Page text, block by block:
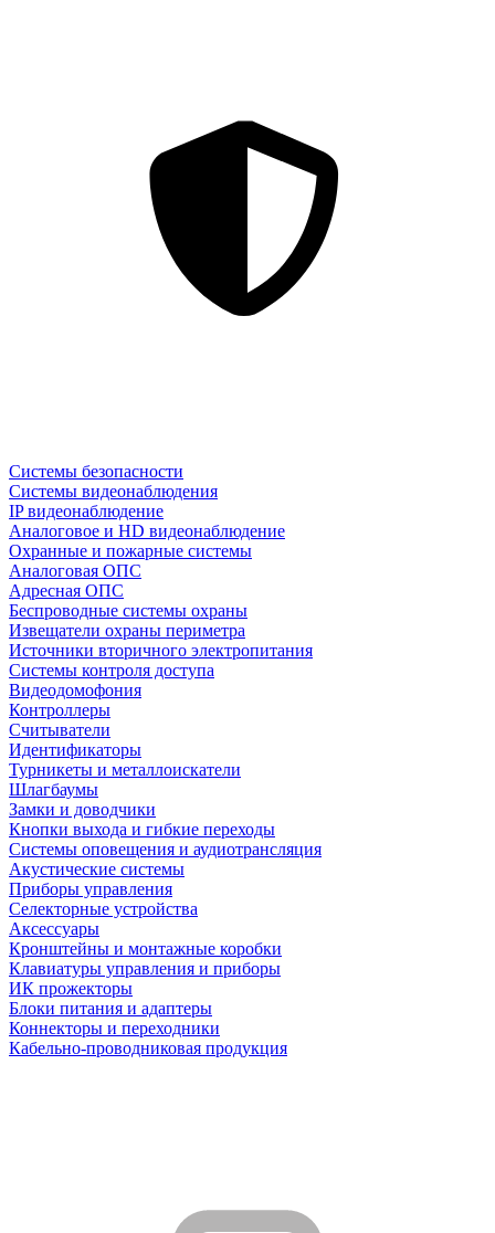
Системы безопасности
Системы видеонаблюдения
IP видеонаблюдение
Аналоговое и HD видеонаблюдение
Охранные и пожарные системы
Аналоговая ОПС
Адресная ОПС
Беспроводные системы охраны
Извещатели охраны периметра
Источники вторичного электропитания
Системы контроля доступа
Видеодомофония
Контроллеры
Считыватели
Идентификаторы
Турникеты и металлоискатели
Шлагбаумы
Замки и доводчики
Кнопки выхода и гибкие переходы
Системы оповещения и аудиотрансляция
Акустические системы
Приборы управления
Селекторные устройства
Аксессуары
Кронштейны и монтажные коробки
Клавиатуры управления и приборы
ИК прожекторы
Блоки питания и адаптеры
Коннекторы и переходники
Кабельно-проводниковая продукция